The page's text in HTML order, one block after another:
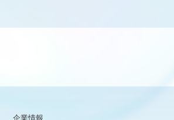
企業情報